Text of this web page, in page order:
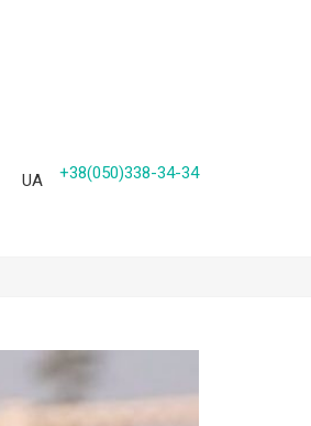
UA +38(050)338-34-34